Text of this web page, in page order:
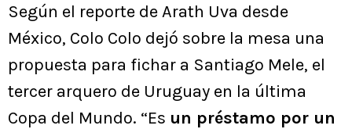
Según el reporte de Arath Uva desde
México, Colo Colo dejó sobre la mesa una
propuesta para fichar a Santiago Mele, el
tercer arquero de Uruguay en la última
Copa del Mundo. “Es un préstamo por un